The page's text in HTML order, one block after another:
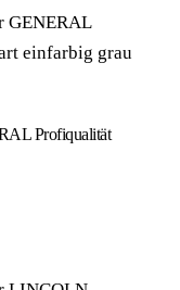
Profiqualität